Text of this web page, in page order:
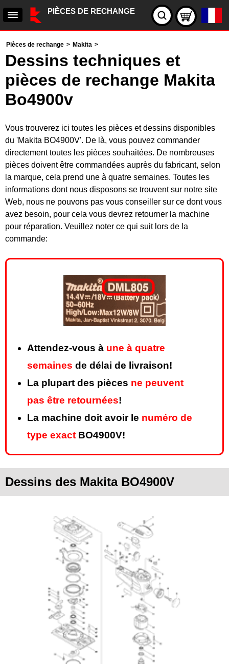
PIÈCES DE RECHANGE
Pièces de rechange > Makita >
Dessins techniques et
pièces de rechange Makita
Bo4900v
Vous trouverez ici toutes les pièces et dessins disponibles
du 'Makita BO4900V'. De là, vous pouvez commander
directement toutes les pièces souhaitées. De nombreuses
pièces doivent être commandées auprès du fabricant, selon
la marque, cela prend une à quatre semaines. Toutes les
informations dont nous disposons se trouvent sur notre site
Web, nous ne pouvons pas vous conseiller sur ce dont vous
avez besoin, pour cela vous devrez retourner la machine
pour réparation. Veuillez noter ce qui suit lors de la
commande:
Attendez-vous à une à quatre
semaines de délai de livraison!
La plupart des pièces ne peuvent
pas être retournées!
La machine doit avoir le numéro de
type exact BO4900V!
Dessins des Makita BO4900V